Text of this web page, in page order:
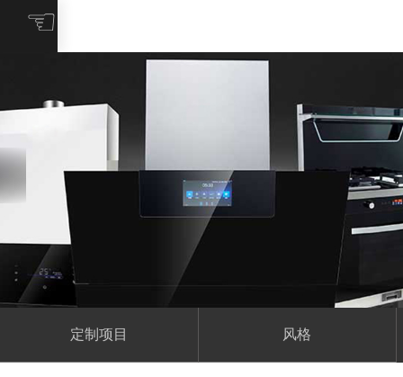
☜
定制项目 风格